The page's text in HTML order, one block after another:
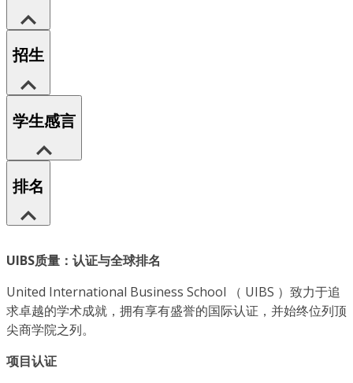
招生
学生感言
排名
UIBS质量：认证与全球排名
United International Business School （ UIBS ）致力于追
求卓越的学术成就，拥有享有盛誉的国际认证，并始终位列顶
尖商学院之列。
项目认证